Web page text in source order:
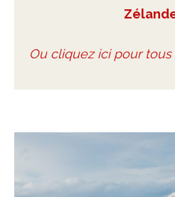
Ou cliquez ici pour